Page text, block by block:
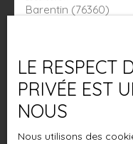
Barentin (76360)
Surface min (m²)
LE RESPECT
PRIVÉE EST
NOUS
Nous utilisons des